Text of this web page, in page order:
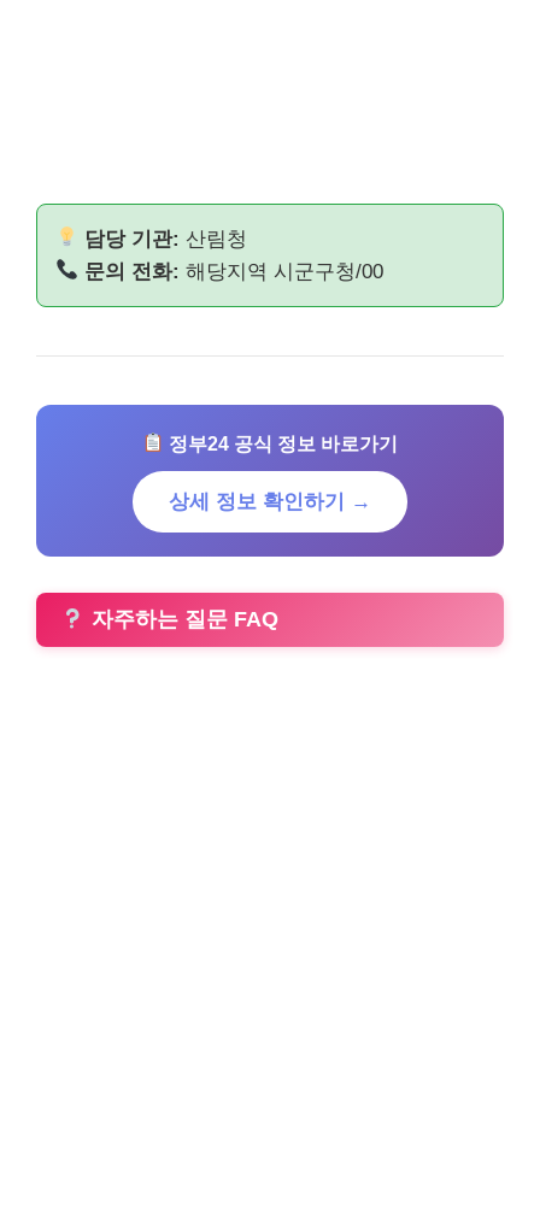
담당 기관: 산림청
문의 전화: 해당지역 시군구청/00
정부24 공식 정보 바로가기
상세 정보 확인하기 →
자주하는 질문 FAQ